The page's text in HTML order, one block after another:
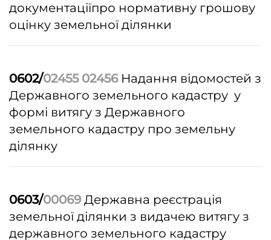
документаціїпро нормативну грошову
оцінку земельної ділянки
0602/02455 02456 Надання відомостей з
Державного земельного кадастру у
формі витягу з Державного
земельного кадастру про земельну
ділянку
0603/00069 Державна реєстрація
земельної ділянки з видачею витягу з
державного земельного кадастру